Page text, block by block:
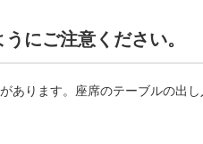
にご注意ください。
あります。座席のテーブルの出